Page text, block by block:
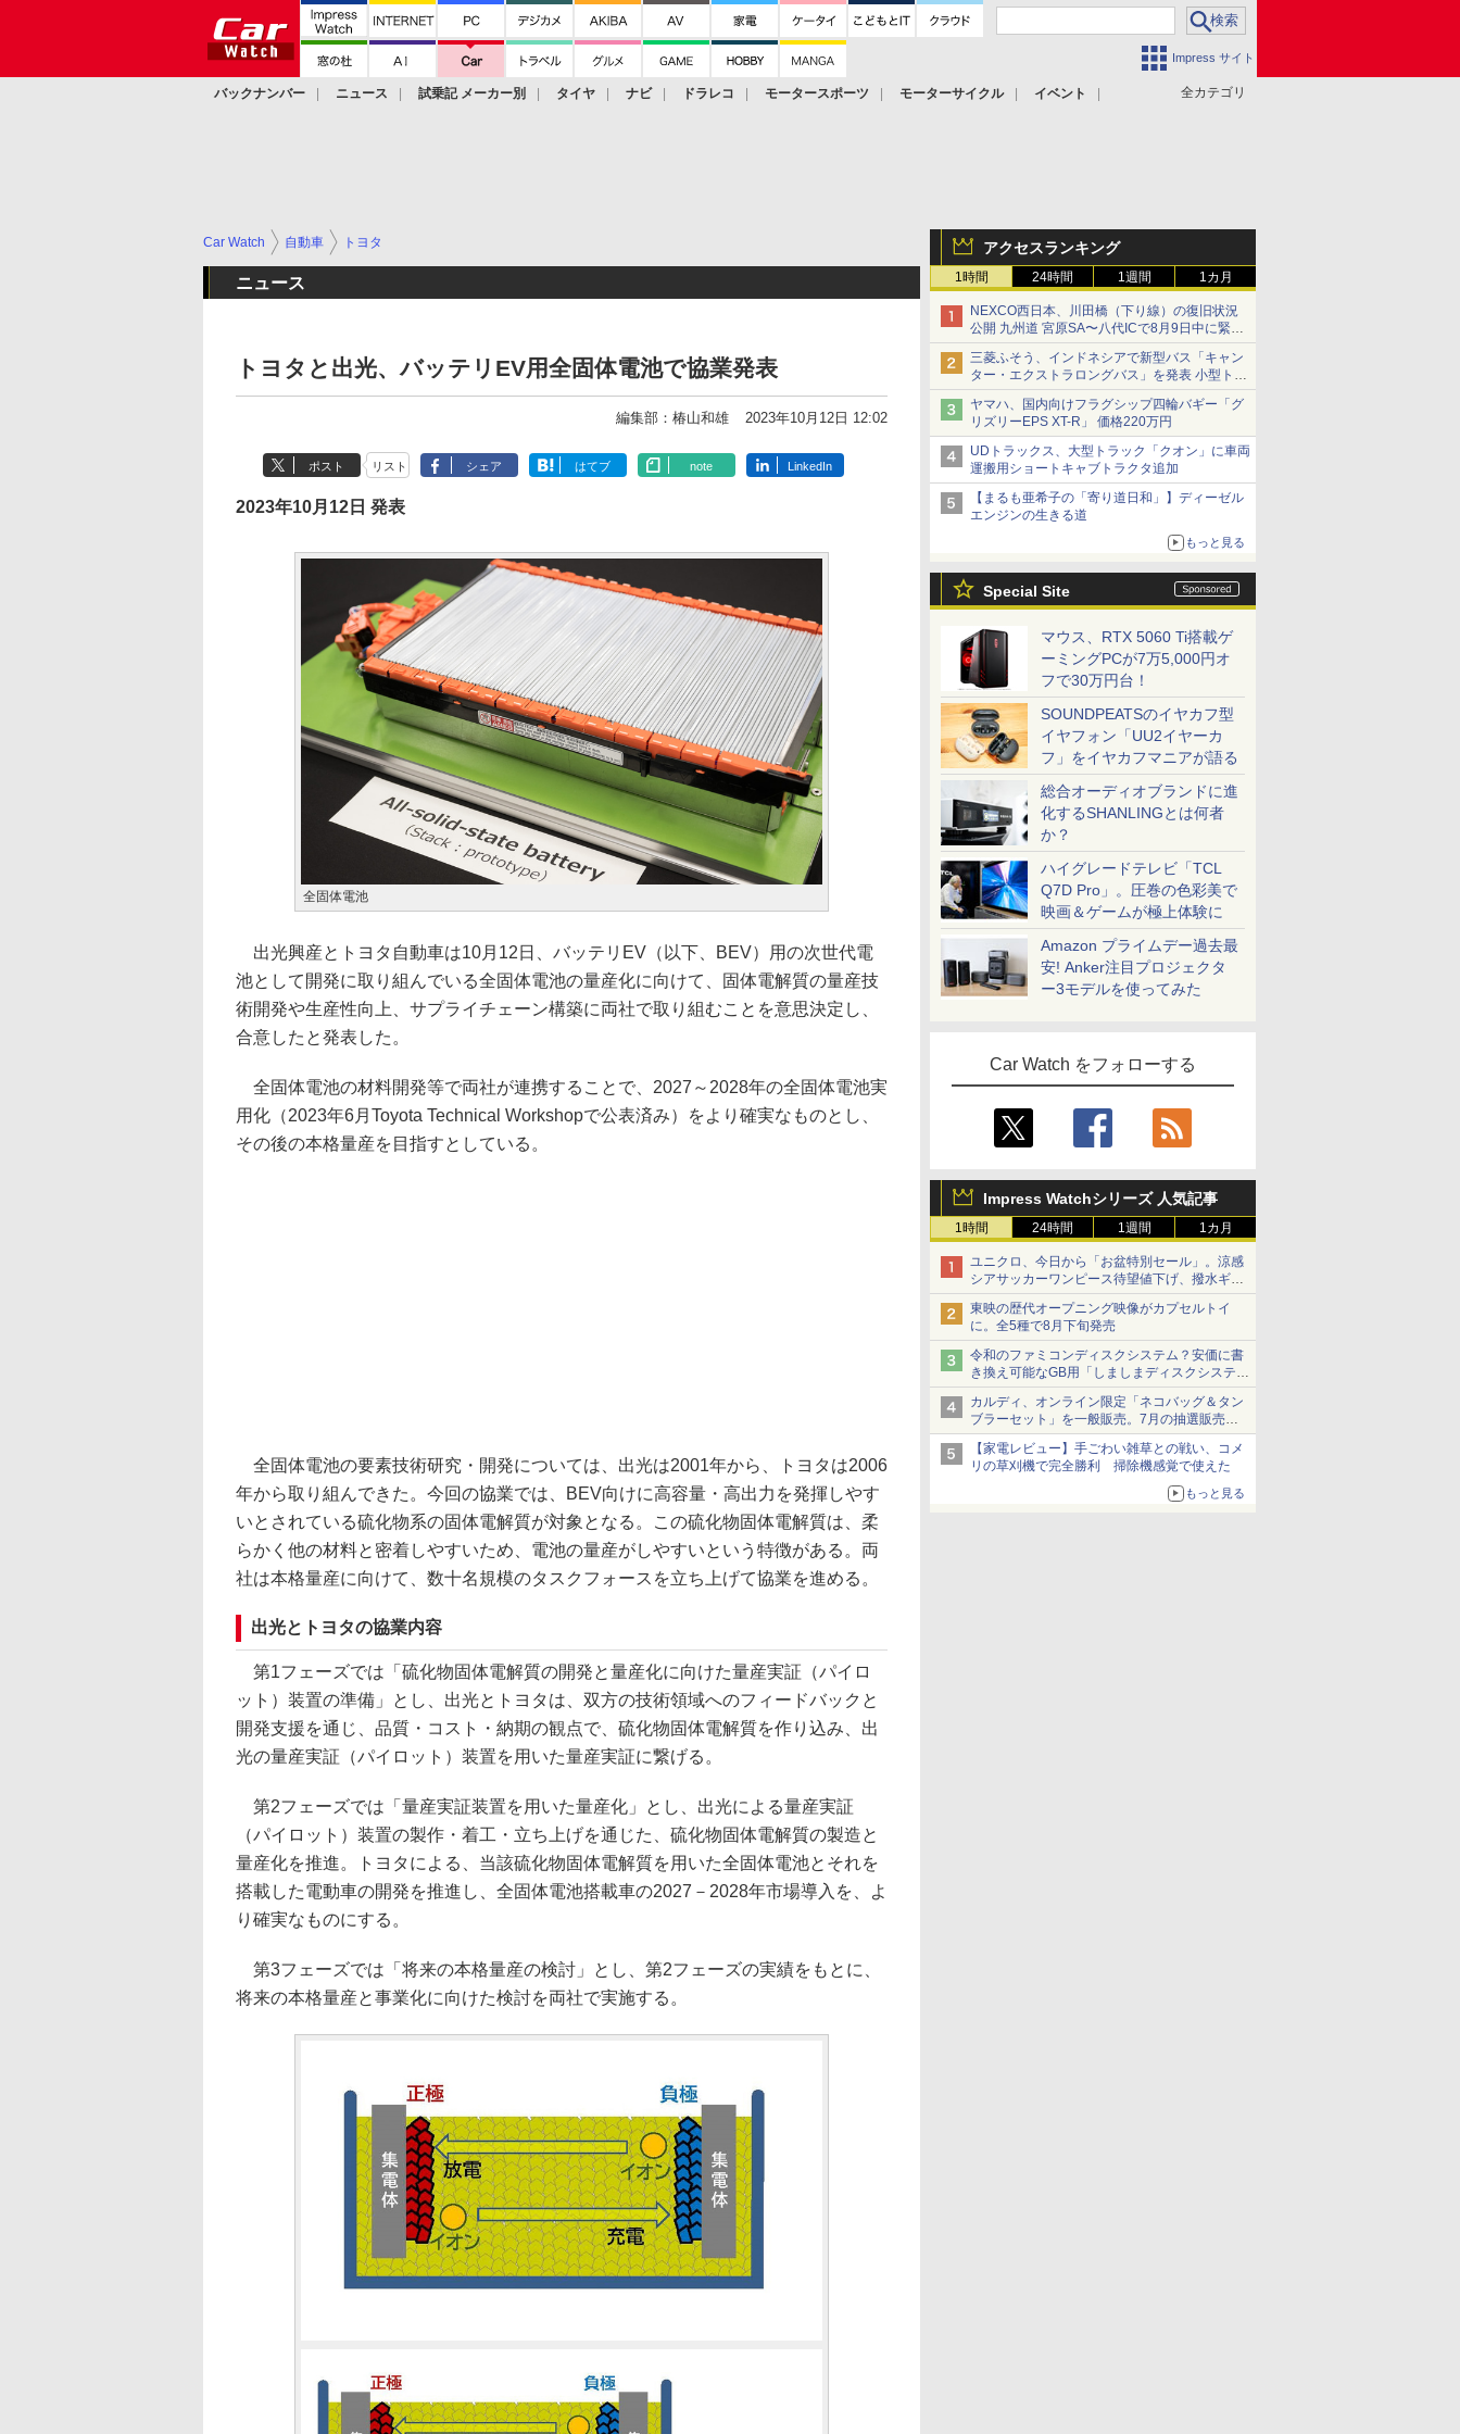
Impress サイト
全カテゴリ
バックナンバー ニュース 試乗記 メーカー別 タイヤ ナビ ドラレコ モータースポーツ モーターサイクル
イベント
アクセスランキング
1時間 24時間 1週間 1カ月
NEXCO西日本、川田橋（下り線）の復旧状況
公開 九州道 宮原SA〜八代ICで8月9日中に緊急
車両を通行可能に
三菱ふそう、インドネシアで新型バス「キャン
ター・エクストラロングバス」を発表 小型トラ
ックベースの観光・旅客輸送向けバス
ヤマハ、国内向けフラグシップ四輪バギー「グ
リズリーEPS XT-R」 価格220万円
UDトラックス、大型トラック「クオン」に車両
運搬用ショートキャブトラクタ追加
【まるも亜希子の「寄り道日和」】ディーゼル
エンジンの生きる道
もっと見る
Special Site
マウス、RTX 5060 Ti搭載ゲ
ーミングPCが7万5,000円オ
フで30万円台！
SOUNDPEATSのイヤカフ型
イヤフォン「UU2イヤーカ
フ」をイヤカフマニアが語る
総合オーディオブランドに進
化するSHANLINGとは何者
か？
ハイグレードテレビ「TCL
Q7D Pro」。圧巻の色彩美で
映画＆ゲームが極上体験に
Amazon プライムデー過去最
安! Anker注目プロジェクタ
ー3モデルを使ってみた
Car Watch をフォローする
Impress Watchシリーズ 人気記事
1時間 24時間 1週間 1カ月
ユニクロ、今日から「お盆特別セール」。涼感
シアサッカーワンピース待望値下げ、撥水ギア
ショーツは1990円に
東映の歴代オープニング映像がカプセルトイ
に。全5種で8月下旬発売
令和のファミコンディスクシステム？安価に書
き換え可能なGB用「しましまディスクシステ
ム」
カルディ、オンライン限定「ネコバッグ＆タン
ブラーセット」を一般販売。7月の抽選販売の
当選無効分
【家電レビュー】手ごわい雑草との戦い、コメ
リの草刈機で完全勝利 掃除機感覚で使えた
もっと見る
Car Watch 自動車 トヨタ
ニュース
トヨタと出光、バッテリEV用全固体電池で協業発表
編集部：椿山和雄 2023年10月12日 12:02
ポスト リスト シェア はてブ note LinkedIn
2023年10月12日 発表
全固体電池
出光興産とトヨタ自動車は10月12日、バッテリEV（以下、BEV）用の次世代電
池として開発に取り組んでいる全固体電池の量産化に向けて、固体電解質の量産技
術開発や生産性向上、サプライチェーン構築に両社で取り組むことを意思決定し、
合意したと発表した。
全固体電池の材料開発等で両社が連携することで、2027～2028年の全固体電池実
用化（2023年6月Toyota Technical Workshopで公表済み）をより確実なものとし、
その後の本格量産を目指すとしている。
全固体電池の要素技術研究・開発については、出光は2001年から、トヨタは2006
年から取り組んできた。今回の協業では、BEV向けに高容量・高出力を発揮しやす
いとされている硫化物系の固体電解質が対象となる。この硫化物固体電解質は、柔
らかく他の材料と密着しやすいため、電池の量産がしやすいという特徴がある。両
社は本格量産に向けて、数十名規模のタスクフォースを立ち上げて協業を進める。
出光とトヨタの協業内容
第1フェーズでは「硫化物固体電解質の開発と量産化に向けた量産実証（パイロ
ット）装置の準備」とし、出光とトヨタは、双方の技術領域へのフィードバックと
開発支援を通じ、品質・コスト・納期の観点で、硫化物固体電解質を作り込み、出
光の量産実証（パイロット）装置を用いた量産実証に繋げる。
第2フェーズでは「量産実証装置を用いた量産化」とし、出光による量産実証
（パイロット）装置の製作・着工・立ち上げを通じた、硫化物固体電解質の製造と
量産化を推進。トヨタによる、当該硫化物固体電解質を用いた全固体電池とそれを
搭載した電動車の開発を推進し、全固体電池搭載車の2027－2028年市場導入を、よ
り確実なものにする。
第3フェーズでは「将来の本格量産の検討」とし、第2フェーズの実績をもとに、
将来の本格量産と事業化に向けた検討を両社で実施する。